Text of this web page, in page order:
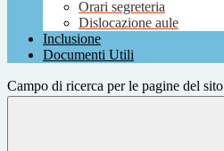
Orari segreteria
Dislocazione aule
Inclusione
Documenti Utili
Campo di ricerca per le pagine del sito